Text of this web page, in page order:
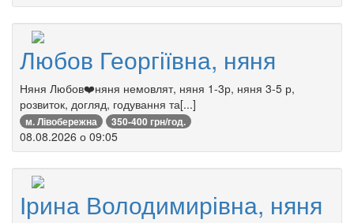
Любов Георгіївна, няня
Няня Любов❤️няня немовлят, няня 1-3р, няня 3-5 р,
розвиток, догляд, годування та[...]
м. Лівобережна 350-400 грн/год.
08.08.2026 о 09:05
Ірина Володимирівна, няня